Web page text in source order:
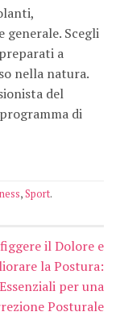
generale. Scegli
a
nella natura.
del
di
,Sport.
il Dolore e
la Postura:
per una
Posturale